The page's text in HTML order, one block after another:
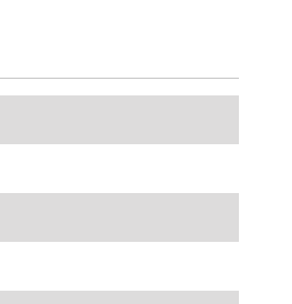
prijsgarantie op al onze
onzeshowroomvan